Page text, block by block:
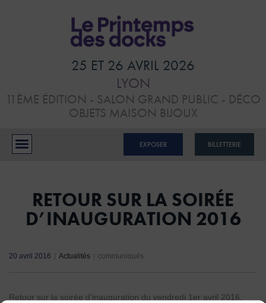
CONFÉRENCES
CONTACTS
25 ET 26 AVRIL 2026
LYON
11ÈME ÉDITION - SALON GRAND PUBLIC - DÉCO
OBJETS MAISON BIJOUX
BILLETTERIE
EXPOSER
RETOUR SUR LA SOIRÉE
D’INAUGURATION 2016
20 avril 2016 Actualités communiqués
Retour sur la soirée d’inauguration du vendredi 1er avril 2016,